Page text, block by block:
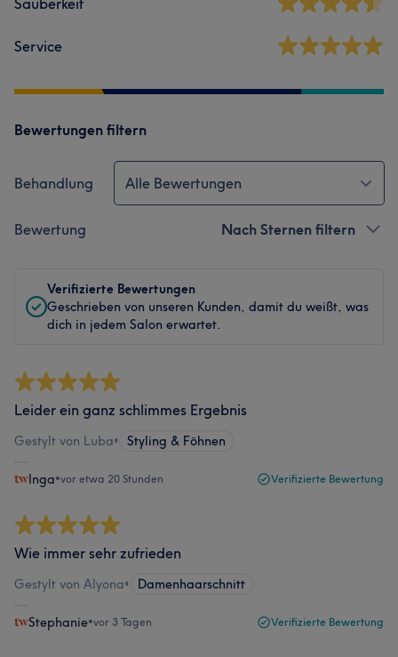
Sauberkeit
Service
Bewertungen filtern
Behandlung Alle Bewertungen
Bewertung Nach Sternen filtern
Verifizierte Bewertungen
Geschrieben von unseren Kunden, damit du weißt, was
dich in jedem Salon erwartet.
Leider ein ganz schlimmes Ergebnis
Gestylt von Luba• Styling & Föhnen
Inga•vor etwa 20 Stunden Verifizierte Bewertung
Wie immer sehr zufrieden
Gestylt von Alyona• Damenhaarschnitt
Stephanie•vor 3 Tagen Verifizierte Bewertung